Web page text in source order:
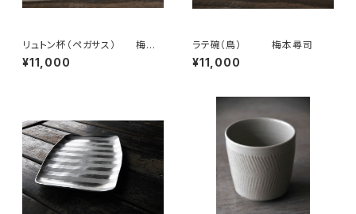
リュトン杯（ペガサス） 梅本
尋司
¥11,000
ラテ碗（鳥） 梅本尋司
¥11,000